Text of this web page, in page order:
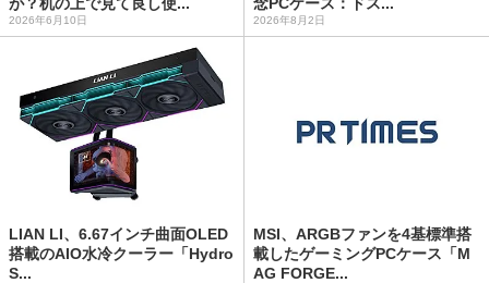
2026年6月10日 2026年8月2日
LIAN LI、6.67インチ曲面OLED
搭載のAIO水冷クーラー「Hydro
S...
MSI、ARGBファンを4基標準搭
載したゲーミングPCケース「M
AG FORGE...